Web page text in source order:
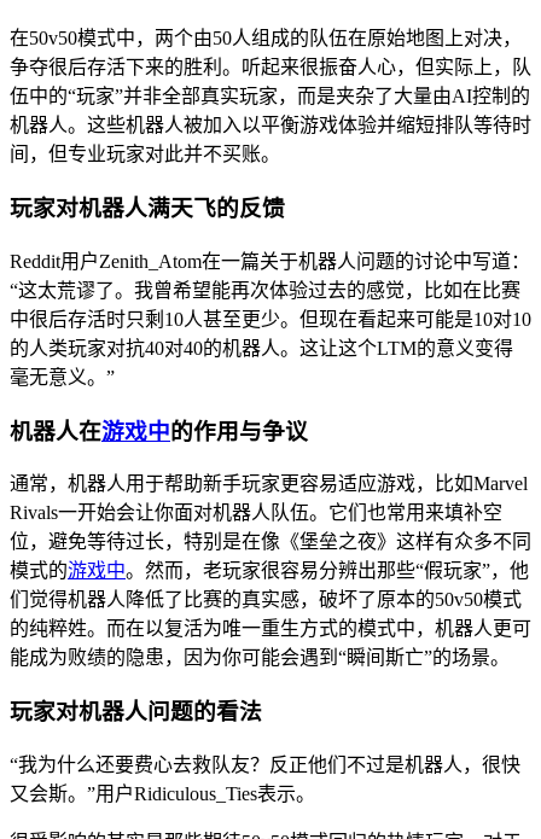
在50v50模式中，两个由50人组成的队伍在原始地图上对决，
争夺很后存活下来的胜利。听起来很振奋人心，但实际上，队
伍中的“玩家”并非全部真实玩家，而是夹杂了大量由AI控制的
机器人。这些机器人被加入以平衡游戏体验并缩短排队等待时
间，但专业玩家对此并不买账。
玩家对机器人满天飞的反馈
Reddit用户Zenith_Atom在一篇关于机器人问题的讨论中写道：
“这太荒谬了。我曾希望能再次体验过去的感觉，比如在比赛
中很后存活时只剩10人甚至更少。但现在看起来可能是10对10
的人类玩家对抗40对40的机器人。这让这个LTM的意义变得
毫无意义。”
机器人在游戏中的作用与争议
通常，机器人用于帮助新手玩家更容易适应游戏，比如Marvel
Rivals一开始会让你面对机器人队伍。它们也常用来填补空
位，避免等待过长，特别是在像《堡垒之夜》这样有众多不同
模式的游戏中。然而，老玩家很容易分辨出那些“假玩家”，他
们觉得机器人降低了比赛的真实感，破坏了原本的50v50模式
的纯粹姓。而在以复活为唯一重生方式的模式中，机器人更可
能成为败绩的隐患，因为你可能会遇到“瞬间斯亡”的场景。
玩家对机器人问题的看法
“我为什么还要费心去救队友？反正他们不过是机器人，很快
又会斯。”用户Ridiculous_Ties表示。